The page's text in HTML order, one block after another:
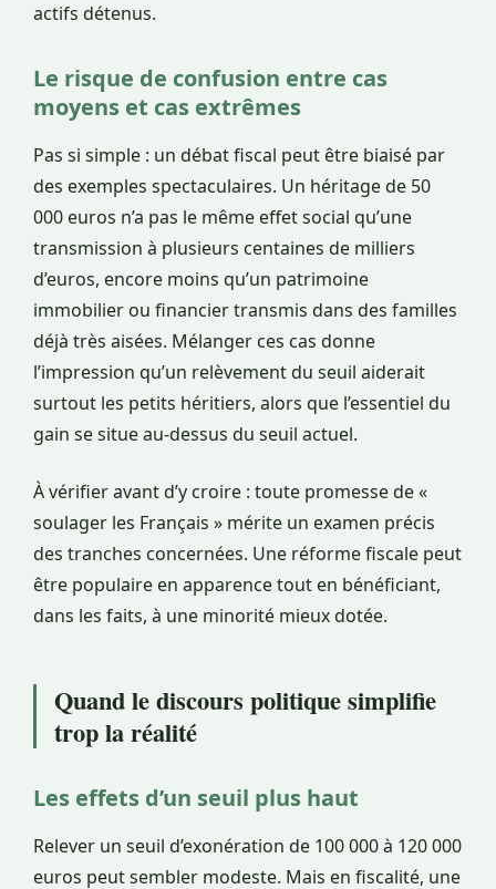
actifs détenus.
Le risque de confusion entre cas
moyens et cas extrêmes
Pas si simple : un débat fiscal peut être biaisé par
des exemples spectaculaires. Un héritage de 50
000 euros n’a pas le même effet social qu’une
transmission à plusieurs centaines de milliers
d’euros, encore moins qu’un patrimoine
immobilier ou financier transmis dans des familles
déjà très aisées. Mélanger ces cas donne
l’impression qu’un relèvement du seuil aiderait
surtout les petits héritiers, alors que l’essentiel du
gain se situe au-dessus du seuil actuel.
À vérifier avant d’y croire : toute promesse de «
soulager les Français » mérite un examen précis
des tranches concernées. Une réforme fiscale peut
être populaire en apparence tout en bénéficiant,
dans les faits, à une minorité mieux dotée.
Quand le discours politique simplifie
trop la réalité
Les effets d’un seuil plus haut
Relever un seuil d’exonération de 100 000 à 120 000
euros peut sembler modeste. Mais en fiscalité, une